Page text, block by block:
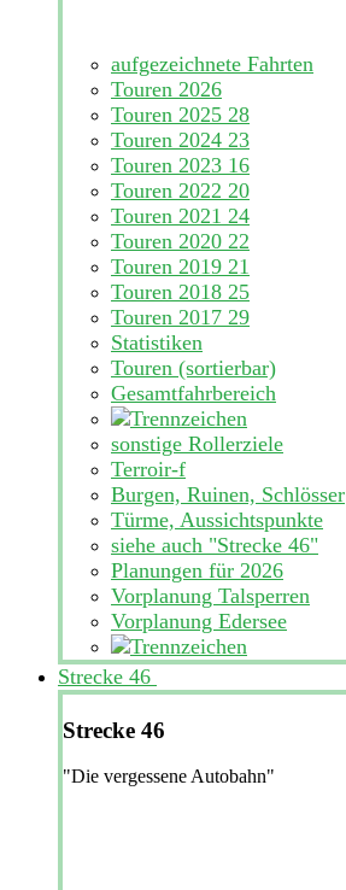
aufgezeichnete Fahrten
Touren 2026
Touren 2025 28
Touren 2024 23
Touren 2023 16
Touren 2022 20
Touren 2021 24
Touren 2020 22
Touren 2019 21
Touren 2018 25
Touren 2017 29
Statistiken
Touren (sortierbar)
Gesamtfahrbereich
sonstige Rollerziele
Terroir-f
Burgen, Ruinen, Schlösser
Türme, Aussichtspunkte
siehe auch "Strecke 46"
Planungen für 2026
Vorplanung Talsperren
Vorplanung Edersee
Strecke 46
Strecke 46
"Die vergessene Autobahn"